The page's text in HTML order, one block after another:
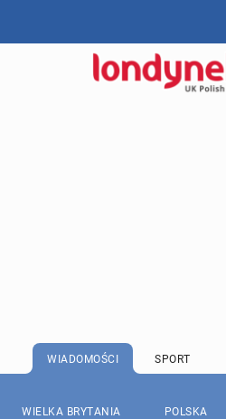
WIADOMOŚCI SPORT
WIELKA BRYTANIA POLSKA